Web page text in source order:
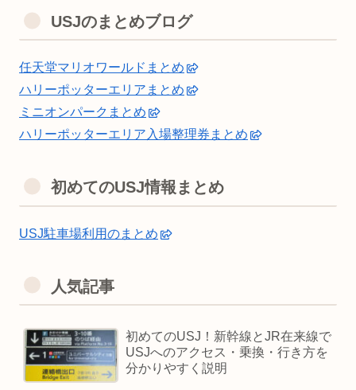
USJのまとめブログ
任天堂マリオワールドまとめ
ハリーポッターエリアまとめ
ミニオンパークまとめ
ハリーポッターエリア入場整理券まとめ
初めてのUSJ情報まとめ
USJ駐車場利用のまとめ
人気記事
初めてのUSJ！新幹線とJR在来線で
USJへのアクセス・乗換・行き方を
分かりやすく説明